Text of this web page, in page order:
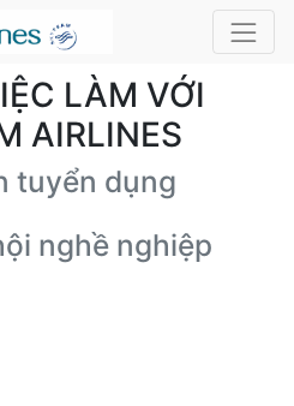
LÀM VỚI
AIRLINES
tuyển dụng
nghề nghiệp